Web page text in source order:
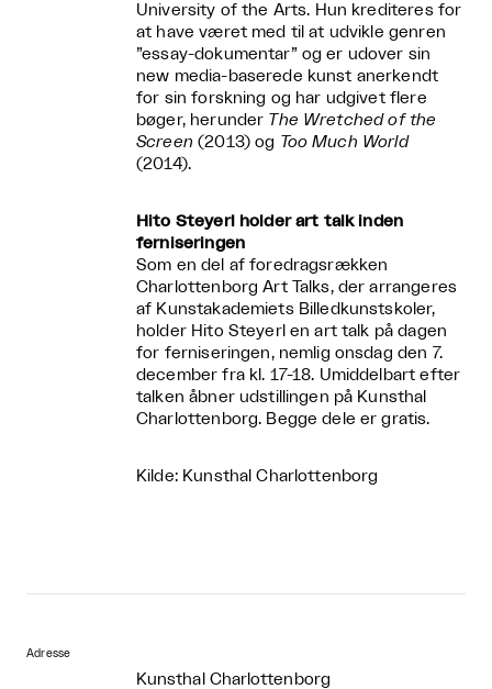
University of the Arts. Hun krediteres for
at have været med til at udvikle genren
”essay-dokumentar” og er udover sin
new media-baserede kunst anerkendt
for sin forskning og har udgivet flere
bøger, herunder The Wretched of the
Screen (2013) og Too Much World
(2014).
Hito Steyerl holder art talk inden
ferniseringen
Som en del af foredragsrækken
Charlottenborg Art Talks, der arrangeres
af Kunstakademiets Billedkunstskoler,
holder Hito Steyerl en art talk på dagen
for ferniseringen, nemlig onsdag den 7.
december fra kl. 17-18. Umiddelbart efter
talken åbner udstillingen på Kunsthal
Charlottenborg. Begge dele er gratis.
Kilde: Kunsthal Charlottenborg
Adresse
Kunsthal Charlottenborg